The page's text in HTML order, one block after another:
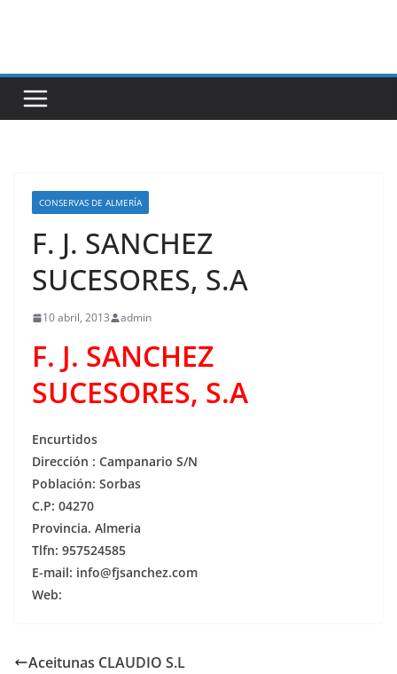
CONSERVAS DE ALMERÍA
F. J. SANCHEZ
SUCESORES, S.A
10 abril, 2013 admin
F. J. SANCHEZ
SUCESORES, S.A
Encurtidos
Dirección : Campanario S/N
Población: Sorbas
C.P: 04270
Provincia. Almeria
Tlfn: 957524585
E-mail: info@fjsanchez.com
Web:
Aceitunas CLAUDIO S.L